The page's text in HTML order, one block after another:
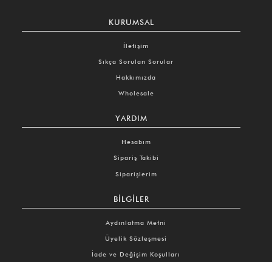
KURUMSAL
İletişim
Sıkça Sorulan Sorular
Hakkımızda
Wholesale
YARDIM
Hesabım
Sipariş Takibi
Siparişlerim
BILGILER
Aydınlatma Metni
Üyelik Sözleşmesi
İade ve Değişim Koşulları